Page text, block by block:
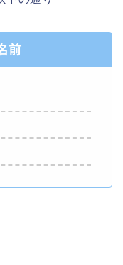
前